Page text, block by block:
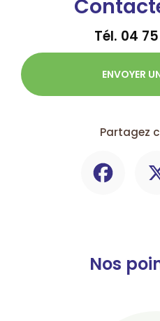
Tél. 04
ENVOYER
Partagez
Nos